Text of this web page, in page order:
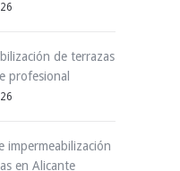
de terrazas
profesional
impermeabilización
en Alicante